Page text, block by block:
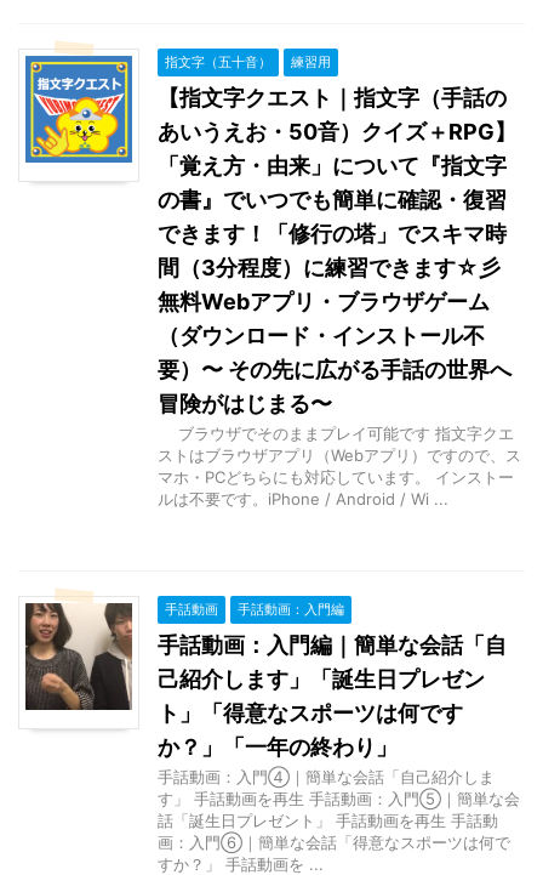
指文字（五十音） 練習用
【指文字クエスト｜指文字（手話の
あいうえお・50音）クイズ＋RPG】
「覚え方・由来」について『指文字
の書』でいつでも簡単に確認・復習
できます！「修行の塔」でスキマ時
間（3分程度）に練習できます☆彡
無料Webアプリ・ブラウザゲーム
（ダウンロード・インストール不
要）〜 その先に広がる手話の世界へ
冒険がはじまる〜
ブラウザでそのままプレイ可能です 指文字クエ
ストはブラウザアプリ（Webアプリ）ですので、ス
マホ・PCどちらにも対応しています。 インストー
ルは不要です。iPhone / Android / Wi ...
手話動画 手話動画：入門編
手話動画：入門編｜簡単な会話「自
己紹介します」「誕生日プレゼン
ト」「得意なスポーツは何です
か？」「一年の終わり」
手話動画：入門④｜簡単な会話「自己紹介しま
す」 手話動画を再生 手話動画：入門⑤｜簡単な会
話「誕生日プレゼント」 手話動画を再生 手話動
画：入門⑥｜簡単な会話「得意なスポーツは何で
すか？」 手話動画を ...